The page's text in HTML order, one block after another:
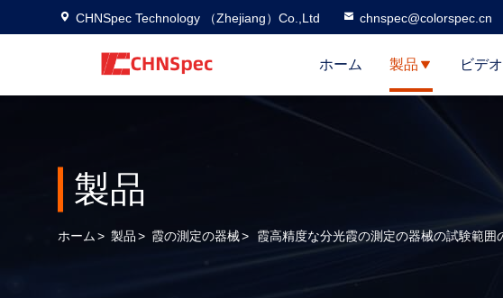
CHNSpec Technology （Zhejiang）Co.,Ltd chnspec@colorspec.cn
ホーム 製品 ビデオ
製品
ホーム> 製品> 霞の測定の器械> 霞高精度な分光霞の測定の器械の試験範囲